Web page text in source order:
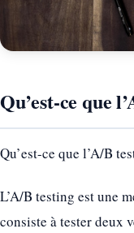
Qu’est-ce que
Qu’est-ce que l’A/B
L’A/B testing est une
consiste à tester deux